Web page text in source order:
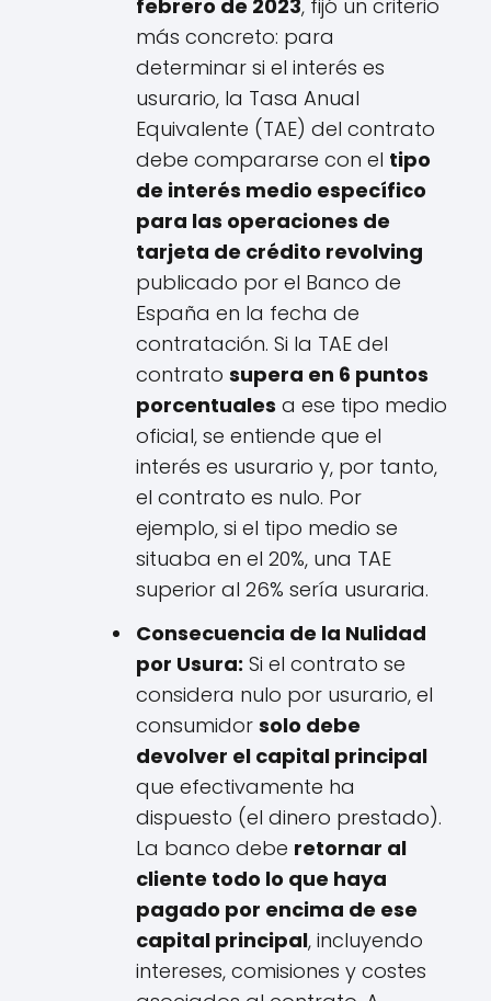
febrero de 2023, fijó un criterio
más concreto: para
determinar si el interés es
usurario, la Tasa Anual
Equivalente (TAE) del contrato
debe compararse con el tipo
de interés medio específico
para las operaciones de
tarjeta de crédito revolving
publicado por el Banco de
España en la fecha de
contratación. Si la TAE del
contrato supera en 6 puntos
porcentuales a ese tipo medio
oficial, se entiende que el
interés es usurario y, por tanto,
el contrato es nulo. Por
ejemplo, si el tipo medio se
situaba en el 20%, una TAE
superior al 26% sería usuraria.
Consecuencia de la Nulidad
por Usura: Si el contrato se
considera nulo por usurario, el
consumidor solo debe
devolver el capital principal
que efectivamente ha
dispuesto (el dinero prestado).
La banco debe retornar al
cliente todo lo que haya
pagado por encima de ese
capital principal, incluyendo
intereses, comisiones y costes